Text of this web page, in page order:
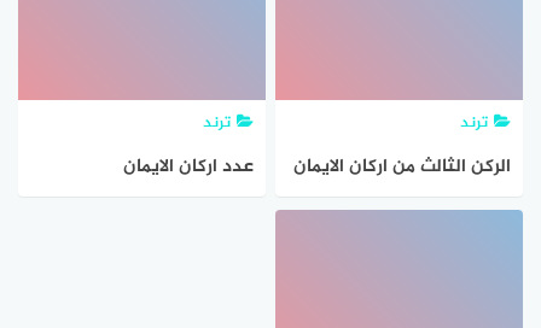
ترند
الركن الثالث من اركان الايمان
هو
ترند
عدد اركان الايمان